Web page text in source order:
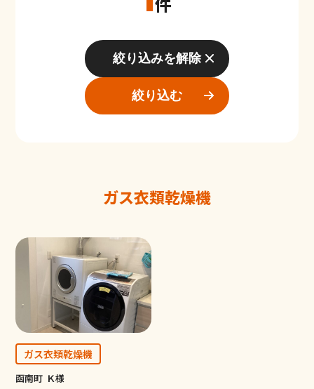
絞り込みを解除
絞り込む
ガス衣類乾燥機
ガス衣類乾燥機
函南町 Ｋ様